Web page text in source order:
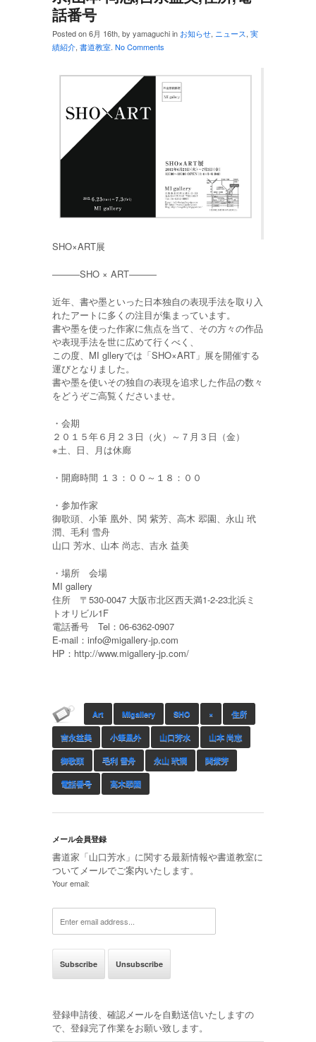
話番号
Posted on 6月 16th, by yamaguchi in お知らせ, ニュース, 実
績紹介, 書道教室. No Comments
SHO×ART展
―――SHO × ART―――
近年、書や墨といった日本独自の表現手法を取り入
れたアートに多くの注目が集まっています。
書や墨を使った作家に焦点を当て、その方々の作品
や表現手法を世に広めて行くべく、
この度、MI glleryでは「SHO×ART」展を開催する
運びとなりました。
書や墨を使いその独自の表現を追求した作品の数々
をどうぞご高覧くださいませ。
・会期
２０１５年６月２３日（火）～７月３日（金）
※土、日、月は休廊
・開廊時間 １３：００～１８：００
・参加作家
御歌頭、小筆 凰外、関 紫芳、高木 翆園、永山 玳
潤、毛利 雪舟
山口 芳水、山本 尚志、吉永 益美
・場所 会場
MI gallery
住所 〒530-0047 大阪市北区西天満1-2-23北浜ミ
トオリビル1F
電話番号 Tel：06-6362-0907
E-mail： info@migallery-jp.com
HP：http://www.migallery-jp.com/
Art MIgallery SHO × 住所
吉永益美 小筆凰外 山口芳水 山本 尚志
御歌頭 毛利 雪舟 永山 玳潤 関紫芳
電話番号 高木翆園
メール会員登録
書道家「山口芳水」に関する最新情報や書道教室に
ついてメールでご案内いたします。
Your email:
登録申請後、確認メールを自動送信いたしますの
で、登録完了作業をお願い致します。